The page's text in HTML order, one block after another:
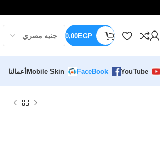
0,00EGP
YouTube
FaceBook
Mobile Skinأعمالنا